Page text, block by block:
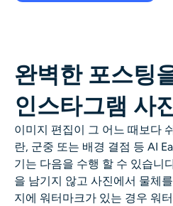
완벽한 포스팅
인스타그램 사
이미지 편집이 그 어느 때보다
란, 군중 또는 배경 결점 등 AI
기는 다음을 수행 할 수 있습니
을 남기지 않고 사진에서 물체
지에 워터마크가 있는 경우 워